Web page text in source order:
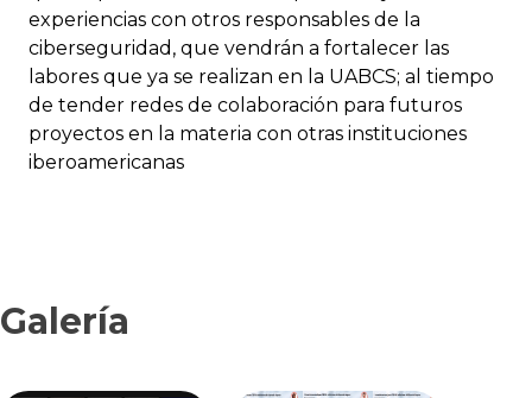
experiencias con otros responsables de la
ciberseguridad, que vendrán a fortalecer las
labores que ya se realizan en la UABCS; al tiempo
de tender redes de colaboración para futuros
proyectos en la materia con otras instituciones
iberoamericanas
Galería